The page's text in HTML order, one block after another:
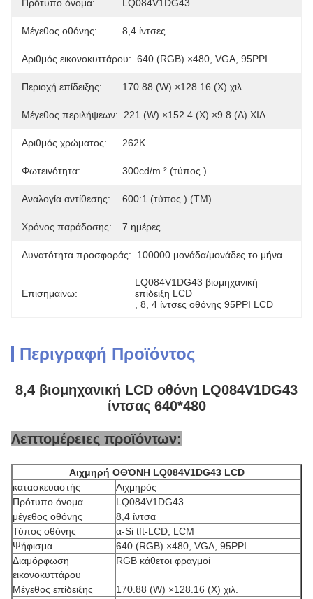
Πρότυπο όνομα: LQ084V1DG43
Μέγεθος οθόνης: 8,4 ίντσες
Αριθμός εικονοκυττάρου: 640 (RGB) ×480, VGA, 95PPI
Περιοχή επίδειξης: 170.88 (W) ×128.16 (Χ) χιλ.
Μέγεθος περιλήψεων: 221 (W) ×152.4 (Χ) ×9.8 (Δ) ΧΙΛ.
Αριθμός χρώματος: 262K
Φωτεινότητα: 300cd/m ² (τύπος.)
Αναλογία αντίθεσης: 600:1 (τύπος.) (TM)
Χρόνος παράδοσης: 7 ημέρες
Δυνατότητα προσφοράς: 100000 μονάδα/μονάδες το μήνα
Επισημαίνω:
LQ084V1DG43 βιομηχανική
επίδειξη LCD
8 4 ίντσες οθόνης 95PPI LCD
Περιγραφή Προϊόντος
8,4 βιομηχανική LCD οθόνη LQ084V1DG43
ίντσας 640*480
Λεπτομέρειες προϊόντων:
Αιχμηρή ΟΘΌΝΗ LQ084V1DG43 LCD
κατασκευαστής
Αιχμηρός
Πρότυπο όνομα
LQ084V1DG43
μέγεθος οθόνης
8,4 ίντσα
Τύπος οθόνης
α-Si tft-LCD, LCM
Ψήφισμα
640 (RGB) ×480, VGA, 95PPI
Διαμόρφωση
εικονοκυττάρου
RGB κάθετοι φραγμοί
Μέγεθος επίδειξης
170.88 (W) ×128.16 (Χ) χιλ.